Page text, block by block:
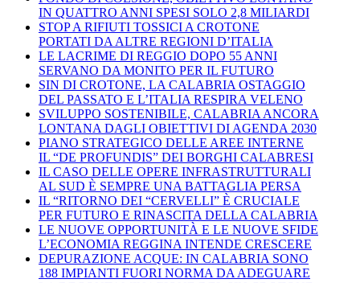
IN QUATTRO ANNI SPESI SOLO 2,8 MILIARDI
STOP A RIFIUTI TOSSICI A CROTONE
PORTATI DA ALTRE REGIONI D’ITALIA
LE LACRIME DI REGGIO DOPO 55 ANNI
SERVANO DA MONITO PER IL FUTURO
SIN DI CROTONE, LA CALABRIA OSTAGGIO
DEL PASSATO E L’ITALIA RESPIRA VELENO
SVILUPPO SOSTENIBILE, CALABRIA ANCORA
LONTANA DAGLI OBIETTIVI DI AGENDA 2030
PIANO STRATEGICO DELLE AREE INTERNE
IL “DE PROFUNDIS” DEI BORGHI CALABRESI
IL CASO DELLE OPERE INFRASTRUTTURALI
AL SUD È SEMPRE UNA BATTAGLIA PERSA
IL “RITORNO DEI “CERVELLI” È CRUCIALE
PER FUTURO E RINASCITA DELLA CALABRIA
LE NUOVE OPPORTUNITÀ E LE NUOVE SFIDE
L’ECONOMIA REGGINA INTENDE CRESCERE
DEPURAZIONE ACQUE: IN CALABRIA SONO
188 IMPIANTI FUORI NORMA DA ADEGUARE